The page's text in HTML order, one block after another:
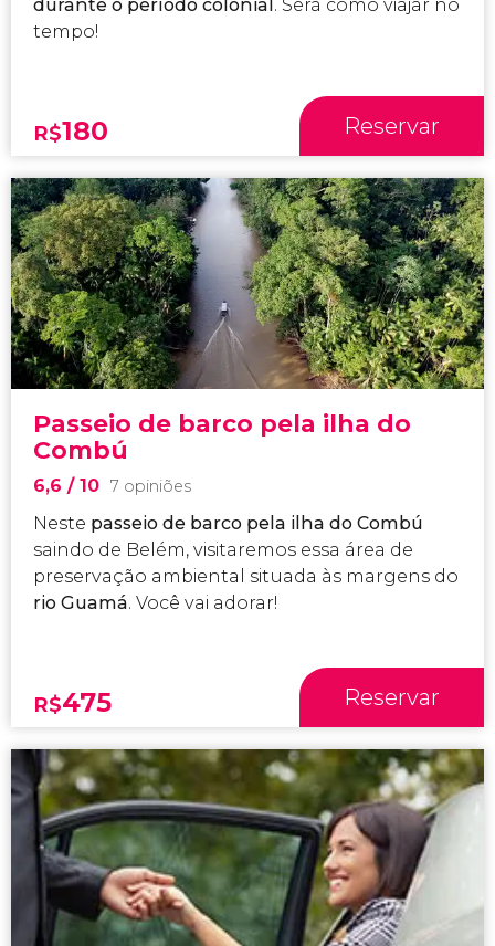
durante o período colonial . Será como viajar no
tempo!
R$180 Reservar
Passeio de barco pela ilha do
Combú
6,6 / 10 7 opiniões
Neste passeio de barco pela ilha do Combú
saindo de Belém, visitaremos essa área de
preservação ambiental situada às margens do
rio Guamá. Você vai adorar!
R$475 Reservar